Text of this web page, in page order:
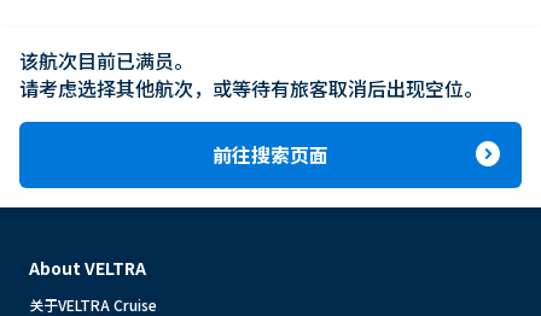
该航次目前已满员。
请考虑选择其他航次，或等待有旅客取消后出现空位。
前往搜索页面 expand_circle_right
About VELTRA
关于VELTRA Cruise